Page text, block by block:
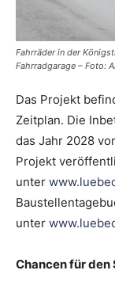
Fahrräder in der
Fahrradgarage – Foto:
Das Projekt
Zeitplan. Die
das Jahr 2028
Projekt
unter
unter
Chancen für den